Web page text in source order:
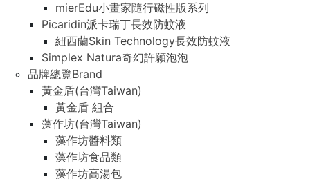
mierEdu小畫家隨行磁性版系列
Picaridin派卡瑞丁長效防蚊液
紐西蘭Skin Technology長效防蚊液
Simplex Natura奇幻許願泡泡
品牌總覽Brand
黃金盾(台灣Taiwan)
黃金盾 組合
藻作坊(台灣Taiwan)
藻作坊醬料類
藻作坊食品類
藻作坊高湯包